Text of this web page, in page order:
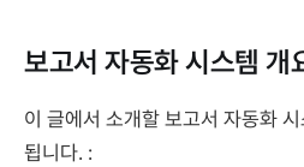
보고서 자동화 시스템 개
이 글에서 소개할 보고서 자동화
됩니다. :